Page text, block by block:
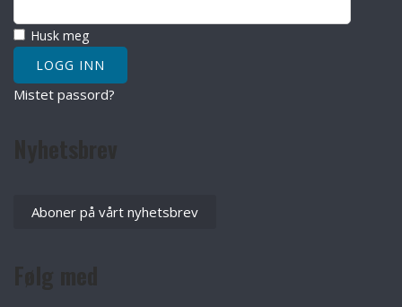
Husk meg
Mistet passord?
Aboner på vårt nyhetsbrev